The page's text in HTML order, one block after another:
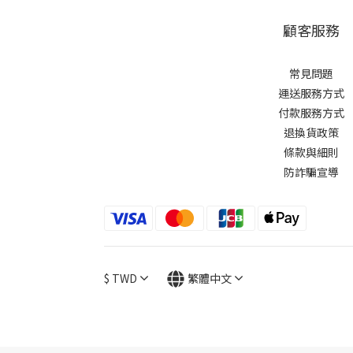
顧客服務
常見問題
運送服務方式
付款服務方式
退換貨政策
條款與細則
防詐騙宣導
$ TWD 繁體中文